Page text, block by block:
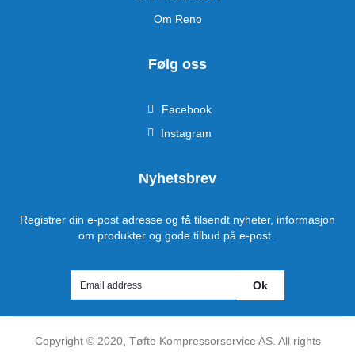
Om Reno
Følg oss
Facebook
Instagram
Nyhetsbrev
Registrer din e-post adresse og få tilsendt nyheter, informasjon
om produkter og gode tilbud på e-post.
Ok
Copyright © 2020, Tøfte Kompressorservice AS. All rights